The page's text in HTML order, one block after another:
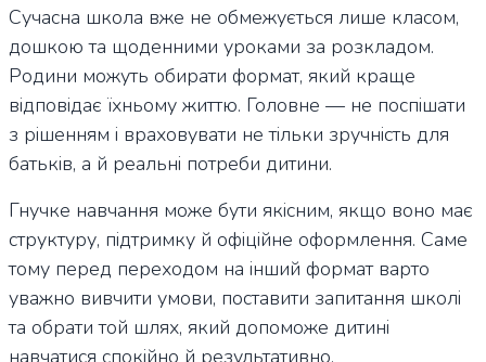
Сучасна школа вже не обмежується лише класом,
дошкою та щоденними уроками за розкладом.
Родини можуть обирати формат, який краще
відповідає їхньому життю. Головне — не поспішати
з рішенням і враховувати не тільки зручність для
батьків, а й реальні потреби дитини.
Гнучке навчання може бути якісним, якщо воно має
структуру, підтримку й офіційне оформлення. Саме
тому перед переходом на інший формат варто
уважно вивчити умови, поставити запитання школі
та обрати той шлях, який допоможе дитині
навчатися спокійно й результативно.